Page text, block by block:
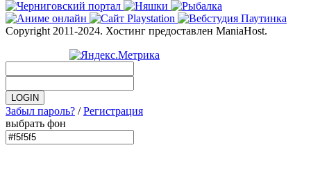
Copyright 2011-2024. Хостинг предоставлен ManiaHost.
Забыл пароль? /Регистрация
выбрать фон